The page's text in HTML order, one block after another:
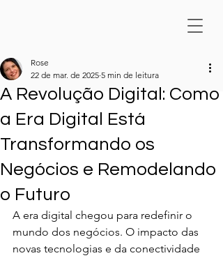
A Revolução Digital: Como
a Era Digital Está
Transformando os
Negócios e Remodelando
o Futuro
Rose
22 de mar. de 2025 5 min de leitura
A era digital chegou para redefinir o
mundo dos negócios. O impacto das
novas tecnologias e da conectividade